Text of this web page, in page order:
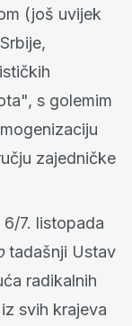
(još uvijek
s golemim
zajedničke
7. listopada
tadašnji Ustav
radikalnih
svih krajeva